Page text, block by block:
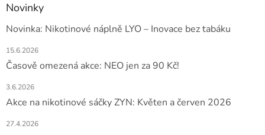
Novinky
Novinka: Nikotinové náplně LYO – Inovace bez tabáku
15.6.2026
Časově omezená akce: NEO jen za 90 Kč!
3.6.2026
Akce na nikotinové sáčky ZYN: Květen a červen 2026
27.4.2026